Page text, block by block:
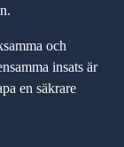
och
insats är
en säkrare